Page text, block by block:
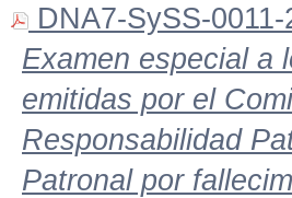
DNA7-SySS-0011-
Examen especial a
emitidas por el
Responsabilidad
Patronal por